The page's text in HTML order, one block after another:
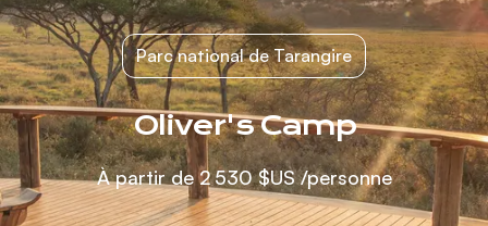
Parc national de Tarangire
Oliver's Camp
À partir de2 530 $US/personne